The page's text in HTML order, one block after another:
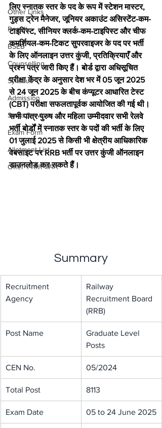
Other Links
Result
BSEB
Counselling
Syllabus
Admission
Satya Services
Exam Form
Allotment List
Offer स्पेशल ऑफर
लिए स्नातक स्तर के पद के रूप में स्टेशन मास्टर,
गुड्स ट्रेन मैनेजर, जूनियर अकाउंट असिस्टेंट-कम-
टाइपिस्ट, सीनियर क्लर्क-कम-टाइपिस्ट और चीफ
कमर्शियल-कम-टिकट सुपरवाइजर के पद पर भर्ती
के लिए ऑनलाइन उत्तर कुंजी, प्रतिक्रियाएँ और
प्रश्न पत्र जारी किए हैं। बोर्ड द्वारा अधिसूचित
परीक्षा केंद्र के अनुसार देश भर में 05 जून 2025
से 24 जून 2025 के बीच कंप्यूटर आधारित टेस्ट
(CBT) परीक्षा सफलतापूर्वक आयोजित की गई थी।
सभी पात्र पुरुष और महिला उम्मीदवार सभी रेलवे
भर्ती बोर्डों में स्नातक स्तर के पदों की भर्ती के लिए
01 जुलाई 2025 से किसी भी क्षेत्रीय आधिकारिक
वेबसाइट पर RRB भर्ती पर उत्तर कुंजी ऑनलाइन
डाउनलोड कर सकते हैं।
Summary
Recruitment
Agency
Railway
Recruitment Board
(RRB)
Post Name
Graduate Level
Posts
CEN No. 05/2024
Total Post 8113
Exam Date 05 to 24 June 2025